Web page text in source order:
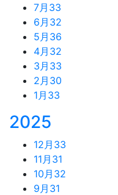
7月 33
6月 32
5月 36
4月 32
3月 33
2月 30
1月 33
2025
12月 33
11月 31
10月 32
9月 31